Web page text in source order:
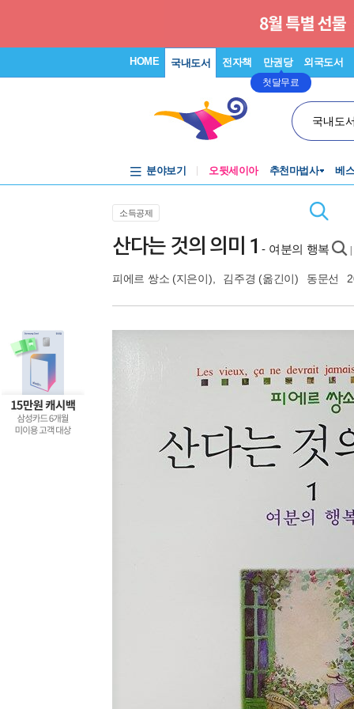
HOME 국내도서 전자책 만권당
첫달무료
외국도서
국내도
분야보기 오뒷세이아 추천마법사 베
소득공제
산다는 것의 의미 1 - 여분의 행복
피에르 쌍소 (지은이), 김주경 (옮긴이) 동문선